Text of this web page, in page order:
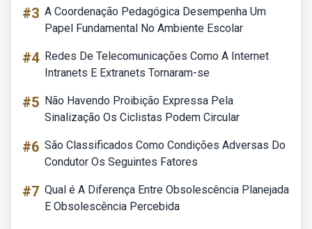
#3 A Coordenação Pedagógica Desempenha Um
Papel Fundamental No Ambiente Escolar
#4 Redes De Telecomunicações Como A Internet
Intranets E Extranets Tornaram-se
#5 Não Havendo Proibição Expressa Pela
Sinalização Os Ciclistas Podem Circular
#6 São Classificados Como Condições Adversas Do
Condutor Os Seguintes Fatores
#7 Qual é A Diferença Entre Obsolescência Planejada
E Obsolescência Percebida